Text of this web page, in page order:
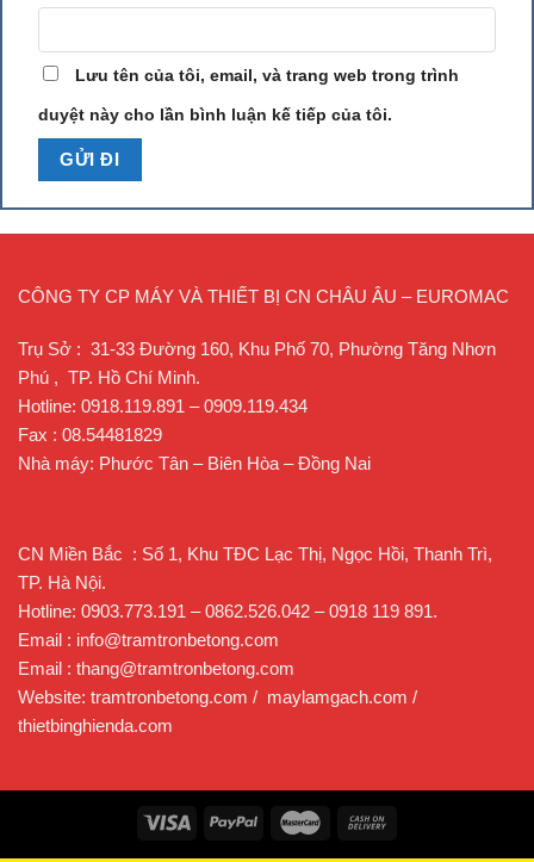
Lưu tên của tôi, email, và trang web trong trình
duyệt này cho lần bình luận kế tiếp của tôi.
CÔNG TY CP MÁY VÀ THIẾT BỊ CN CHÂU ÂU – EUROMAC
Trụ Sở : 31-33 Đường 160, Khu Phố 70, Phường Tăng Nhơn
Phú , TP. Hồ Chí Minh.
Hotline: 0918.119.891 – 0909.119.434
Fax : 08.54481829
Nhà máy: Phước Tân – Biên Hòa – Đồng Nai
CN Miền Bắc : Số 1, Khu TĐC Lạc Thị, Ngọc Hồi, Thanh Trì,
TP. Hà Nội.
Hotline: 0903.773.191 – 0862.526.042 – 0918 119 891.
Email : info@tramtronbetong.com
Email : thang@tramtronbetong.com
Website: tramtronbetong.com / maylamgach.com /
thietbinghienda.com